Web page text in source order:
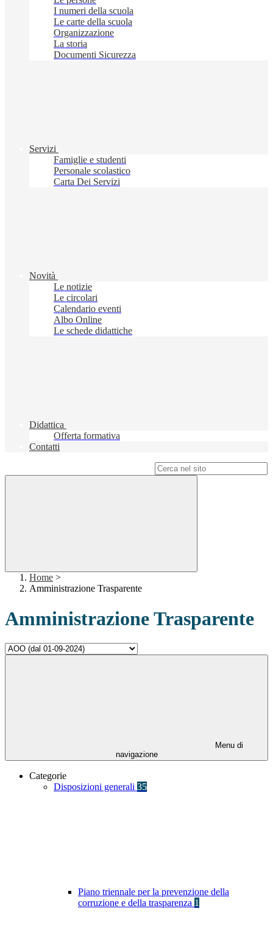
I numeri della scuola
Le carte della scuola
Organizzazione
La storia
Documenti Sicurezza
Servizi
Famiglie e studenti
Personale scolastico
Carta Dei Servizi
Novità
Le notizie
Le circolari
Calendario eventi
Albo Online
Le schede didattiche
Didattica
Offerta formativa
Contatti
Home >
Amministrazione Trasparente
Amministrazione Trasparente
Menu di
navigazione
Categorie
Disposizioni generali 35
Piano triennale per la prevenzione della
corruzione e della trasparenza 1